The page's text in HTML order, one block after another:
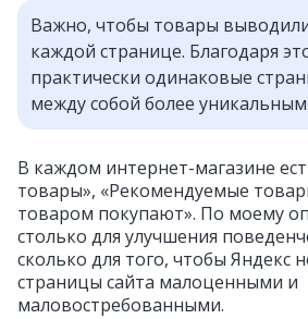
Важно, чтобы товары
каждой странице. Благодаря
практически одинаковые
между собой более
В каждом интернет-магазине
товары», «Рекомендуемые
товаром покупают». По моему
столько для улучшения
сколько для того, чтобы Яндекс
страницы сайта малоценными и
маловостребованными.